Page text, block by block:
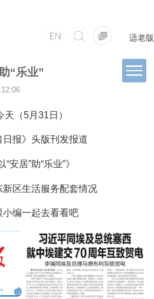
适老版
“乐业”
天（5月31日）
日报》头版刊发报道
“安居”助“乐业”》
新区生活服务配套情况
小编一起去看看吧